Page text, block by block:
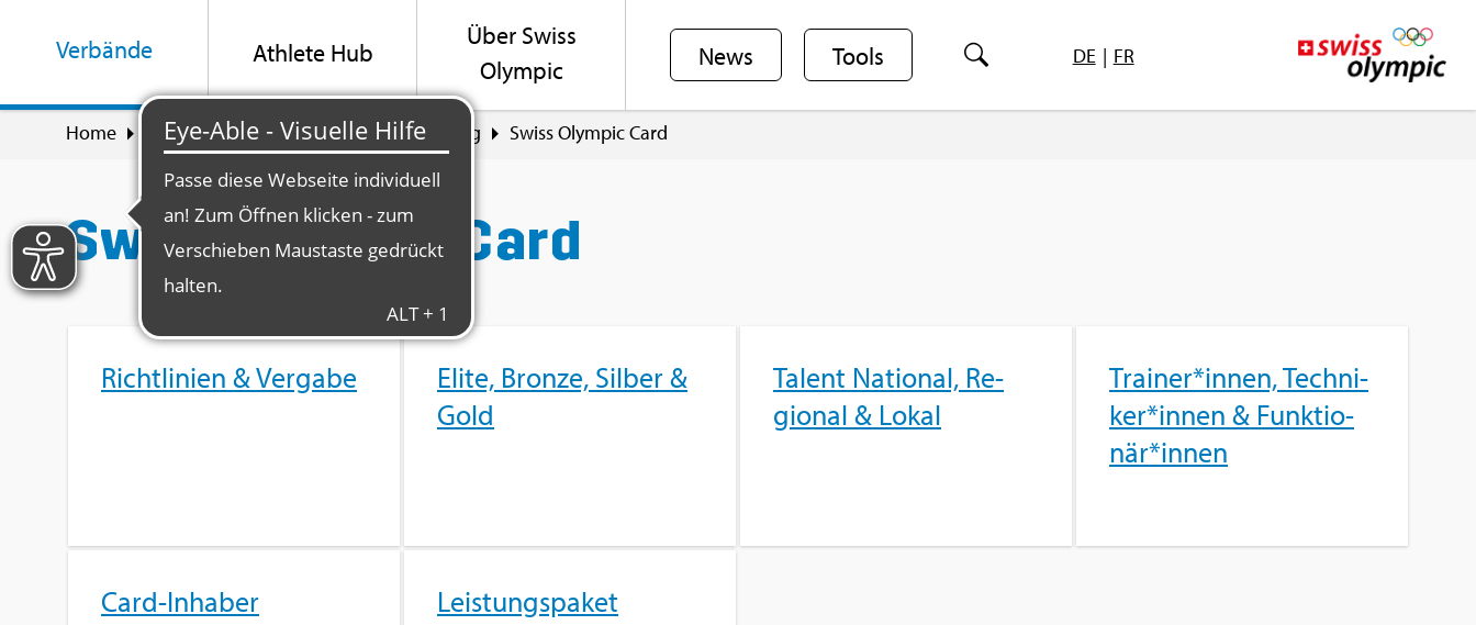
Ver­bän­de Ath­le­te Hub
Über Swiss
Olym­pic
News Tools DE | FR
Home Ver­bän­de För­de­rung & Un­ter­stüt­zung Swiss Olym­pic Card
Swiss Olym­pic Card
Richt­li­ni­en & Ver­ga­be
Elite, Bron­ze, Sil­ber &
Gold
Ta­lent Na­tio­nal, Re­
gio­nal & Lokal
Trai­ner*innen, Tech­ni­
ker*innen & Funk­tio­
när*innen
Card-In­ha­ber Leis­tungs­pa­ket